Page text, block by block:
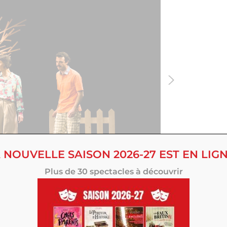
NOUVELLE SAISON 2026-27 EST EN
Plus de 30 spectacles à découvrir